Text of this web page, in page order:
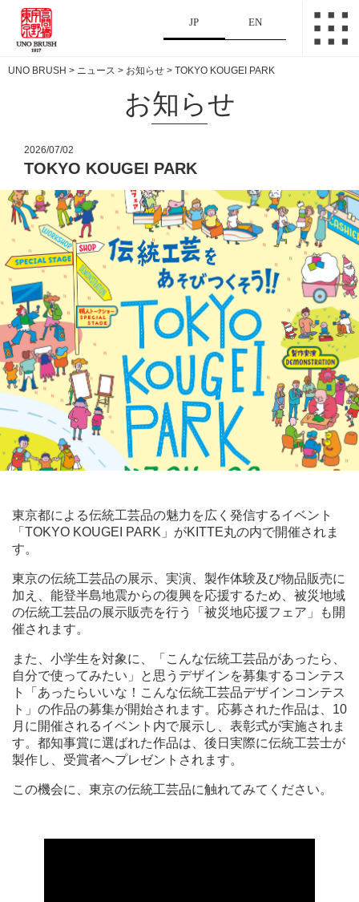
JP EN
UNO BRUSH > ニュース > お知らせ > TOKYO KOUGEI PARK
お知らせ
2026/07/02
TOKYO KOUGEI PARK
東京都による伝統工芸品の魅力を広く発信するイベント
「TOKYO KOUGEI PARK」がKITTE丸の内で開催されま
す。
東京の伝統工芸品の展示、実演、製作体験及び物品販売に
加え、能登半島地震からの復興を応援するため、被災地域
の伝統工芸品の展示販売を行う「被災地応援フェア」も開
催されます。
また、小学生を対象に、「こんな伝統工芸品があったら、
自分で使ってみたい」と思うデザインを募集するコンテス
ト「あったらいいな！こんな伝統工芸品デザインコンテス
ト」の作品の募集が開始されます。応募された作品は、10
月に開催されるイベント内で展示し、表彰式が実施されま
す。都知事賞に選ばれた作品は、後日実際に伝統工芸士が
製作し、受賞者へプレゼントされます。
この機会に、東京の伝統工芸品に触れてみてください。